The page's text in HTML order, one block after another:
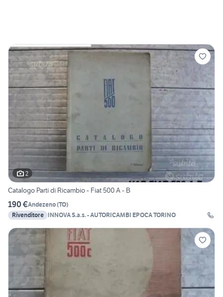
2
Catalogo Parti di Ricambio - Fiat 500 A - B
190 €Andezeno(TO)
Rivenditore INNOVA S.a.s. - AUTORICAMBI EPOCA TORINO